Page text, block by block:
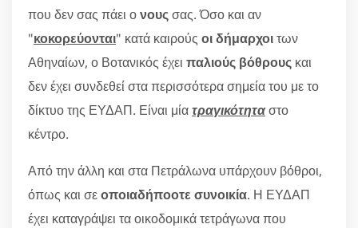
που δεν σας πάει ονουςσας. Όσο και αν
"κοκορεύονται" κατά καιρούς οι δήμαρχοιτων
Αθηναίων, ο Βοτανικός έχει παλιούς βόθρους και
δεν έχει συνδεθεί στα περισσότερα σημεία του με το
δίκτυο της ΕΥΔΑΠ. Είναι μίατραγικότηταστο
κέντρο.
Από την άλλη και στα Πετράλωνα υπάρχουν βόθροι,
όπως και σεοποιαδήποοτε συνοικία. Η ΕΥΔΑΠ
έχει καταγράψει τα οικοδομικά τετράγωνα που